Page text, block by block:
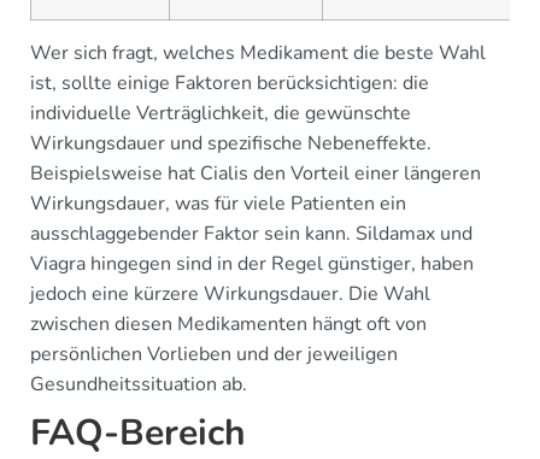
Wer sich fragt, welches Medikament die beste Wahl
ist, sollte einige Faktoren berücksichtigen: die
individuelle Verträglichkeit, die gewünschte
Wirkungsdauer und spezifische Nebeneffekte.
Beispielsweise hat Cialis den Vorteil einer längeren
Wirkungsdauer, was für viele Patienten ein
ausschlaggebender Faktor sein kann. Sildamax und
Viagra hingegen sind in der Regel günstiger, haben
jedoch eine kürzere Wirkungsdauer. Die Wahl
zwischen diesen Medikamenten hängt oft von
persönlichen Vorlieben und der jeweiligen
Gesundheitssituation ab.
FAQ-Bereich